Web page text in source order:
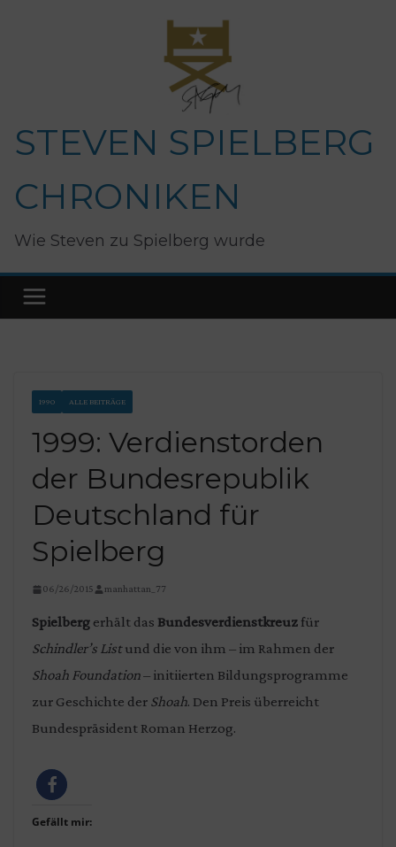
STEVEN SPIELBERG
CHRONIKEN
Wie Steven zu Spielberg wurde
1990 ALLE BEITRÄGE
1999: Verdienstorden
der Bundesrepublik
Deutschland für
Spielberg
06/26/2015 manhattan_77
Spielberg erhält das Bundesverdienstkreuz für
Schindler’s Listund die von ihm – im Rahmen der
Shoah Foundation– initiierten Bildungsprogramme
zur Geschichte der Shoah. Den Preis überreicht
Bundespräsident Roman Herzog.
Gefällt mir: